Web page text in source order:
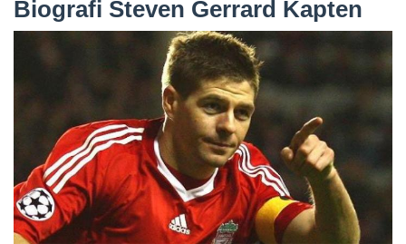
Biografi Steven Gerrard Kapten